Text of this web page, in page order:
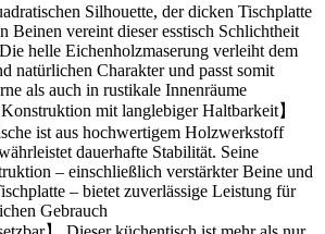
Silhouette, der dicken Tischplatte
Beinen vereint dieser esstisch Schlichtheit
helle Eichenholzmaserung verleiht dem
natürlichen Charakter und passt somit
als auch in rustikale Innenräume
mit langlebiger Haltbarkeit】
ist aus hochwertigem Holzwerkstoff
dauerhafte Stabilität. Seine
– einschließlich verstärkter Beine und
– bietet zuverlässige Leistung für
Gebrauch